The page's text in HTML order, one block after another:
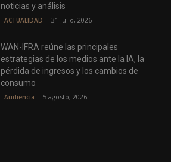
noticias y análisis
ACTUALIDAD 31 julio, 2026
WAN-IFRA reúne las principales
estrategias de los medios ante la IA, la
pérdida de ingresos y los cambios de
consumo
Audiencia 5 agosto, 2026